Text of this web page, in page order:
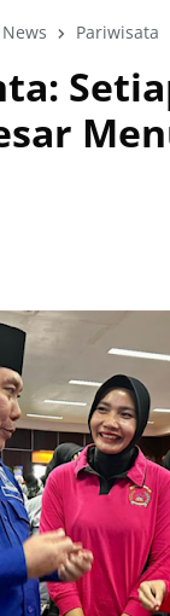
News Pariwisata